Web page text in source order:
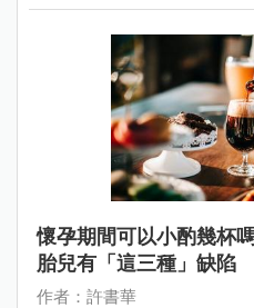
懷孕期間可以小酌幾杯
胎兒有「這三種」缺陷
作者：許書華